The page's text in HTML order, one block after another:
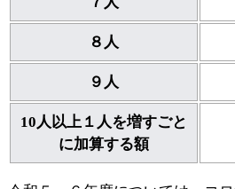
８人
９人
10人以上１人を増すごと
に加算する額